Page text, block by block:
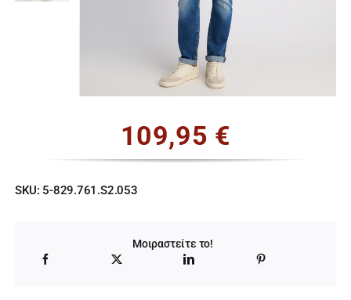
109,95 €
SKU: 5-829.761.S2.053
Μοιραστείτε το!